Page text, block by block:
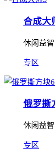
合成大
休闲益智
专区
俄罗撕
休闲益
专区